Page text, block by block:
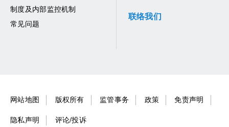
制度及内部监控机制
常见问题
联络我们
网站地图 版权所有 监管事务 政策 免责声明
隐私声明 评论/投诉